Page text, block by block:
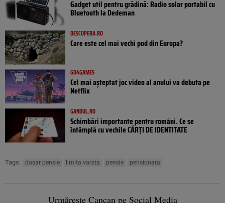
Gadget util pentru grădină: Radio solar portabil cu
Bluetooth la Dedeman
DESCOPERA.RO
Care este cel mai vechi pod din Europa?
GO4GAMES
Cel mai așteptat joc video al anului va debuta pe
Netflix
GANDUL.RO
Schimbări importante pentru români. Ce se
întâmplă cu vechile CĂRȚI DE IDENTITATE
Tags: dosar pensie limita varsta pensie pensionara
Urmărește Cancan pe Social Media